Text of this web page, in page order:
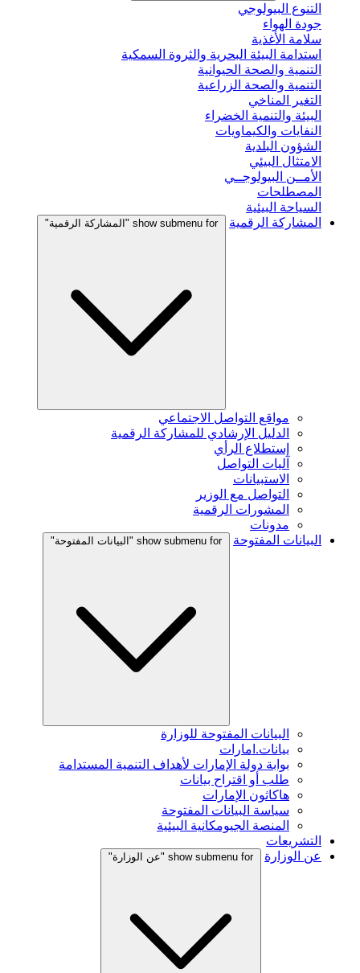
التنوع البيولوجي
جودة الهواء
سلامة الأغذية
استدامة البيئة البحرية والثروة السمكية
التنمية والصحة الحيوانية
التنمية والصحة الزراعية
التغير المناخي
البيئة والتنمية الخضراء
النفايات والكيماويات
الشؤون البلدية
الامتثال البيئي
الأمــن البيولوجــي
المصطلحات
السياحة البيئية
المشاركة الرقمية
show submenu for "المشاركة الرقمية"
مواقع التواصل الاجتماعي
الدليل الإرشادي للمشاركة الرقمية
إستطلاع الرأي
آليات التواصل
الاستبيانات
التواصل مع الوزير
المشورات الرقمية
مدونات
البيانات المفتوحة
show submenu for "البيانات المفتوحة"
البيانات المفتوحة للوزارة
بيانات.امارات
بوابة دولة الإمارات لأهداف التنمية المستدامة
طلب أو اقتراح بيانات
هاكاثون الإمارات
سياسة البيانات المفتوحة
المنصة الجيومكانية البيئية
التشريعات
عن الوزارة
show submenu for "عن الوزارة"